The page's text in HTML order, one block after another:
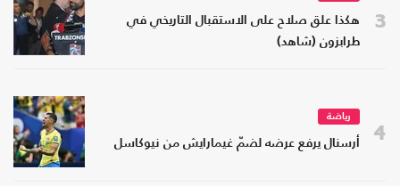
3
هكذا علق صلاح على الاستقبال التاريخي في
طرابزون (شاهد)
4
رياضة
أرسنال يرفع عرضه لضمّ غيمارايش من نيوكاسل